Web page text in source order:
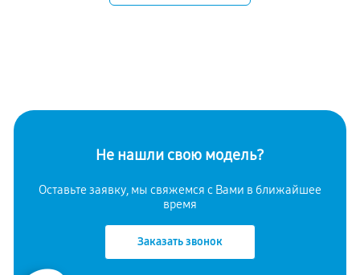
Не нашли свою модель?
Оставьте заявку, мы свяжемся с Вами в ближайшее
время
Заказать звонок